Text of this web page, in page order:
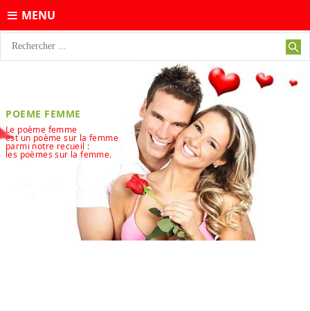
MENU
POEME FEMME
Le poème femme
est un poème sur la femme
parmi notre recueil :
les poèmes sur la femme.